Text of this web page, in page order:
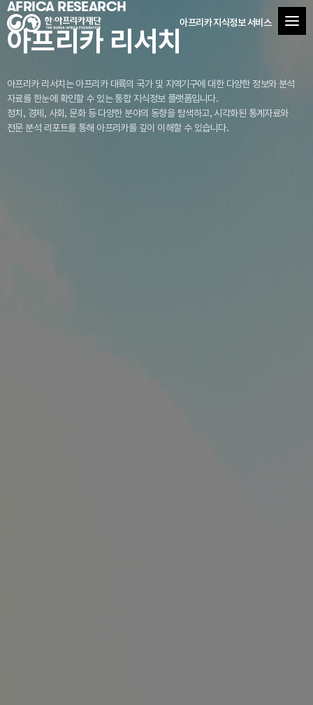
아프리카 지식정보 서비스
AFRICA RESEARCH
아프리카 리서치
아프리카 리서치는 아프리카 대륙의 국가 및 지역기구에 대한 다양한 정보와 분석
자료를 한눈에 확인할 수 있는 통합 지식정보 플랫폼입니다.
정치, 경제, 사회, 문화 등 다양한 분야의 동향을 탐색하고, 시각화된 통계자료와
전문 분석 리포트를 통해 아프리카를 깊이 이해할 수 있습니다.